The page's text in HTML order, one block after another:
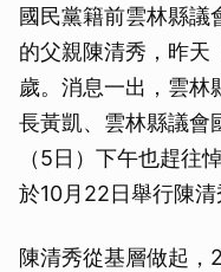
國民黨籍前雲林縣議
的父親陳清秀，昨天
歲。消息一出，雲林
長黃凱、雲林縣議會
（5日）下午也趕往
於10月22日舉行陳清
陳清秀從基層做起，